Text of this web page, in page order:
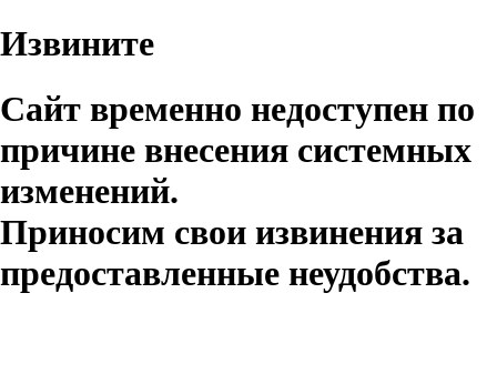
Извините
Сайт временно недоступен по
причине внесения системных
изменений.
Приносим свои извинения за
предоставленные неудобства.